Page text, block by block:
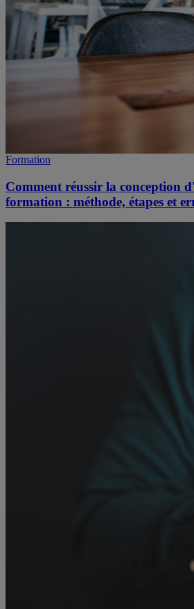
Formation
Comment réussir la conception
formation : méthode, étapes et